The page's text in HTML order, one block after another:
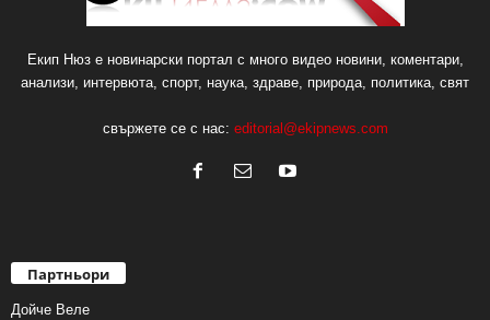
Екип Нюз е новинарски портал с много видео новини, коментари,
анализи, интервюта, спорт, наука, здраве, природа, политика, свят
свържете се с нас: editorial@ekipnews.com
Партньори
Дойче Веле